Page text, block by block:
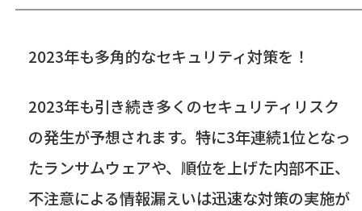
2023年も多角的なセキュリティ対策を！
2023年も引き続き多くのセキュリティリスク
の発生が予想されます。特に3年連続1位となっ
たランサムウェアや、順位を上げた内部不正、
不注意による情報漏えいは迅速な対策の実施が